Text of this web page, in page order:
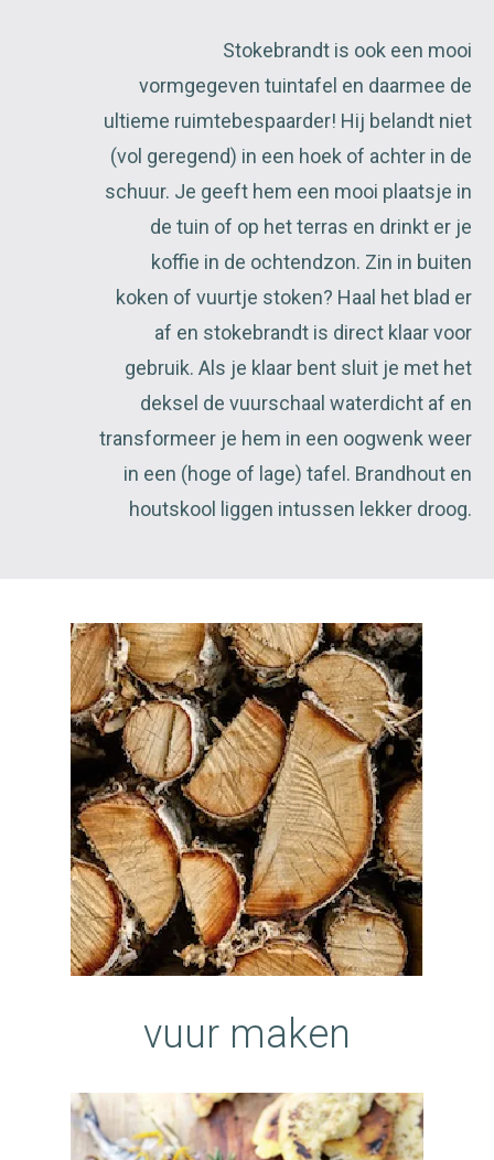
Stokebrandt is ook een mooi
vormgegeven tuintafel en daarmee de
ultieme ruimtebespaarder! Hij belandt niet
(vol geregend) in een hoek of achter in de
schuur. Je geeft hem een mooi plaatsje in
de tuin of op het terras en drinkt er je
koffie in de ochtendzon. Zin in buiten
koken of vuurtje stoken? Haal het blad er
af en stokebrandt is direct klaar voor
gebruik. Als je klaar bent sluit je met het
deksel de vuurschaal waterdicht af en
transformeer je hem in een oogwenk weer
in een (hoge of lage) tafel. Brandhout en
houtskool liggen intussen lekker droog.
vuur maken